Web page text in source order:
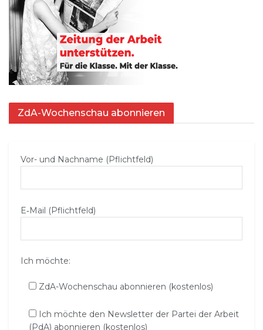
ZdA-Wochenschau abonnieren
Vor- und Nachname (Pflichtfeld)
E‑Mail (Pflichtfeld)
Ich möchte:
ZdA-Wochenschau abonnieren (kostenlos)
Ich möchte den Newsletter der Partei der Arbeit
(PdA) abonnieren (kostenlos)